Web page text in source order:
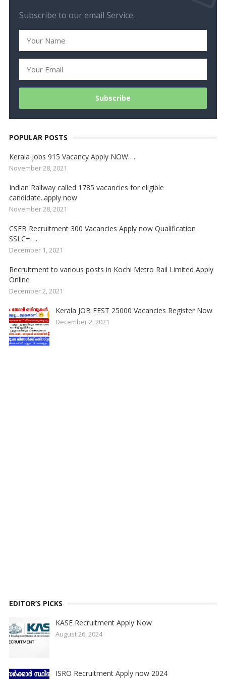
Subscribe to our email Service.
POPULAR POSTS
Kerala jobs 915 Vacancy Apply NOW…..
November 28, 2021
Indian Railway called 1785 vacancies for eligible
candidate..apply now
November 28, 2021
CSEB Recruitment 300 Vacancies Apply now Qualification
SSLC+….
December 1, 2021
Recruitment to various posts in Kochi Metro Rail Limited Apply
Online
December 2, 2021
Kerala JOB FEST 25000 Vacancies Register Now
December 2, 2021
EDITOR’S PICKS
KASE Recruitment Apply Now
August 26, 2024
ISRO Recruitment Apply now 2024